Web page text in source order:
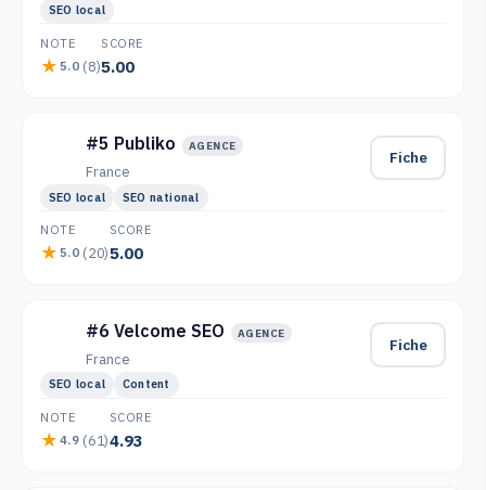
SEO local
NOTE
5.0 (8)
SCORE
5.00
#5 Publiko AGENCE
France
Fiche
SEO local SEO national
NOTE
5.0 (20)
SCORE
5.00
#6 Velcome SEO AGENCE
France
Fiche
SEO local Content
NOTE
4.9 (61)
SCORE
4.93